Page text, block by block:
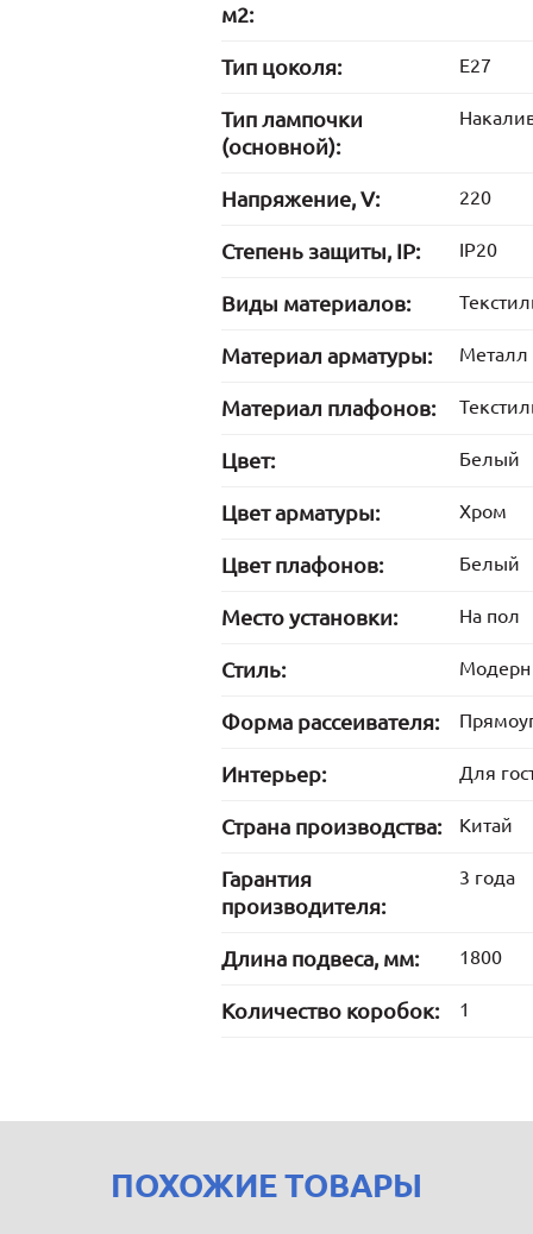
м2:
Тип цоколя: E27
Тип лампочки
(основной):
Напряжение, V: 220
Степень защиты, IP: IP20
Виды материалов:
Материал арматуры: Металл
Материал плафонов:
Цвет: Белый
Цвет арматуры: Хром
Цвет плафонов: Белый
Место установки: На пол
Стиль: Модерн
Форма рассеивателя:
Интерьер: Для
Страна производства: Китай
Гарантия
производителя:
3 года
Длина подвеса, мм: 1800
Количество коробок: 1
ПОХОЖИЕ ТОВАРЫ